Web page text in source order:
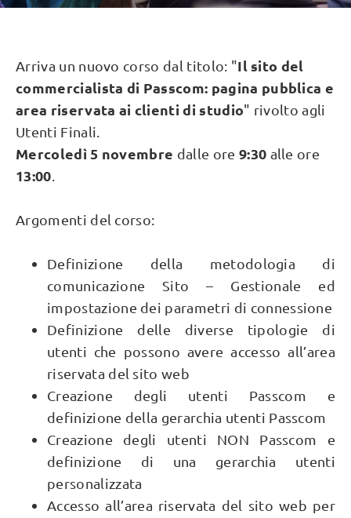
Arriva un nuovo corso dal titolo: "Il sito del
commercialista di Passcom: pagina pubblica e
area riservata ai clienti di studio" rivolto agli
Utenti Finali.
Mercoledì 5 novembre dalle ore 9:30 alle ore
13:00
Argomenti del corso:
Definizione della metodologia di
comunicazione Sito – Gestionale ed
impostazione dei parametri di connessione
Definizione delle diverse tipologie di
utenti che possono avere accesso all’area
riservata del sito web
Creazione degli utenti Passcom e
definizione della gerarchia utenti Passcom
Creazione degli utenti NON Passcom e
definizione di una gerarchia utenti
personalizzata
Accesso all’area riservata del sito web per